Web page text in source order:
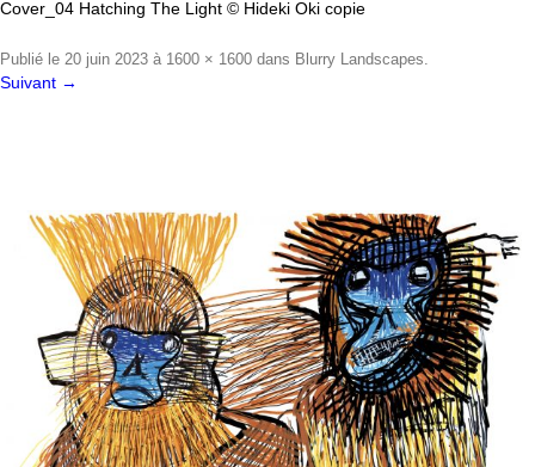
Cover_04 Hatching The Light © Hideki Oki copie
Publié le 20 juin 2023 à 1600 × 1600 dans Blurry Landscapes.
Suivant →